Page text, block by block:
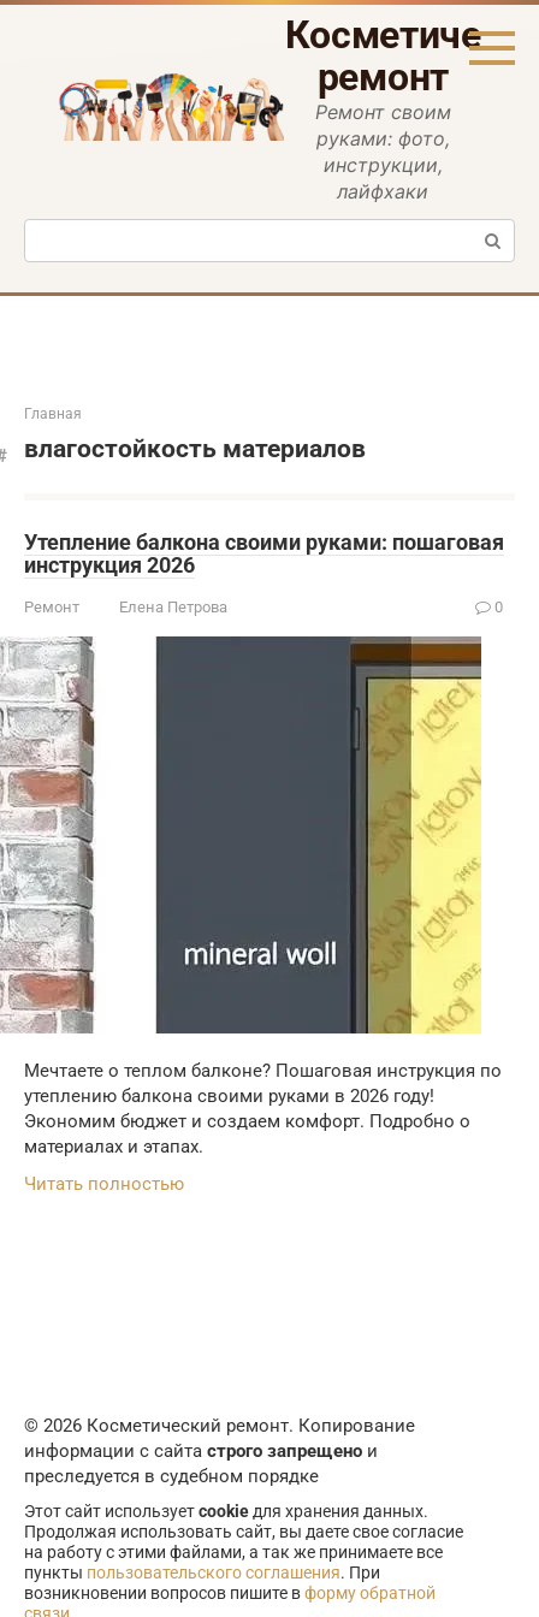
Перейти
ремонт
Ремонт своим
руками: фото,
инструкции,
лайфхаки
Поиск:
Главная
влагостойкость материалов
Утепление балкона своими руками: пошаговая
инструкция 2026
Ремонт Елена Петрова 0
Мечтаете о теплом балконе? Пошаговая инструкция по
утеплению балкона своими руками в 2026 году!
Экономим бюджет и создаем комфорт. Подробно о
материалах и этапах.
Читать полностью
© 2026 Косметический ремонт. Копирование
информации с сайта строго запрещено и
преследуется в судебном порядке
Этот сайт используетcookie для хранения данных.
Продолжая использовать сайт, вы даете свое согласие
на работу с этими файлами, а так же принимаете все
пункты пользовательского соглашения. При
возникновении вопросов пишите вформу обратной